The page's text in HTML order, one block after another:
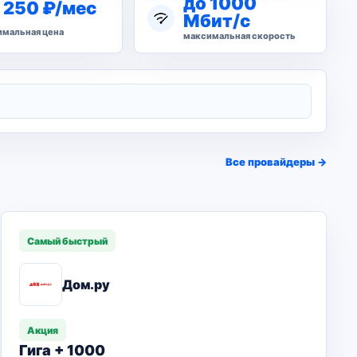
250 ₽/мес
цена
Мбит/с
максимальная скорость
Все провайдеры →
Самый быстрый
Дом.ру
Акция
Гига + 1000